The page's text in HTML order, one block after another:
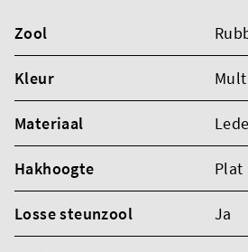
Zool
Kleur
Materiaal
Hakhoogte Plat
Losse steunzool Ja